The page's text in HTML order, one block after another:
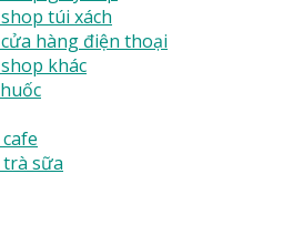
túi xách
hàng điện thoại
khác
sữa